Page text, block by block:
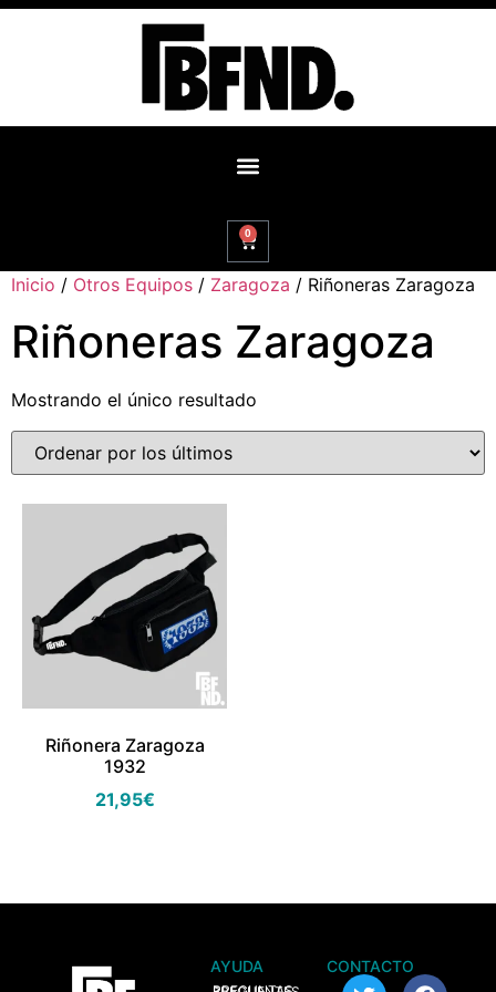
0
Inicio / Otros Equipos / Zaragoza / Riñoneras Zaragoza
Riñoneras Zaragoza
Mostrando el único resultado
Riñonera Zaragoza
1932
21,95€
AYUDA CONTACTO